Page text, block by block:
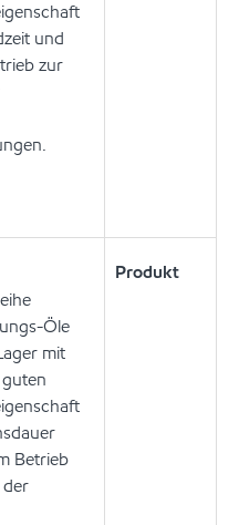
und
zur
Öle
mit
Betrieb
der
Produkt